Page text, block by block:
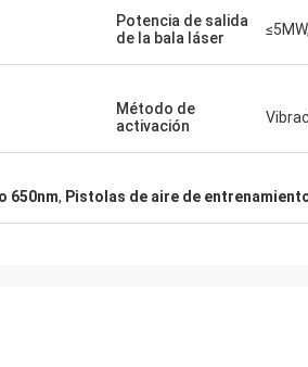
Potencia de salida
de la bala láser
Método de
activación
650nm, Pistolas de aire de